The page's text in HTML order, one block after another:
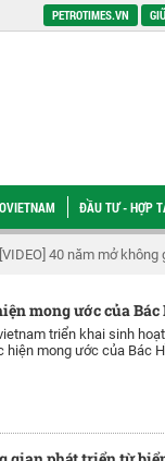
PETROTIMES.VN
ĐẦU TƯ - HỢP
[VIDEO] 40 năm mở không
mong ước của Bác
triển khai sinh
mong ước của Bác